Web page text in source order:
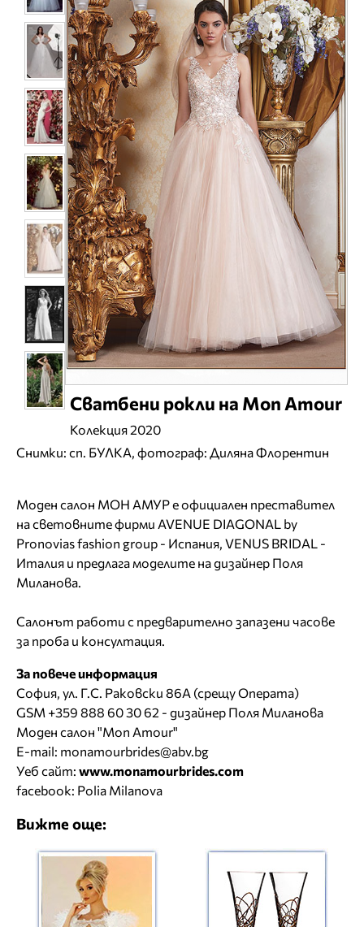
Сватбени рокли на Mon Amour
Колекция 2020
Снимки: сп. БУЛКА, фотограф: Диляна Флорентин
Моден салон МОН АМУР е официален преставител
на световните фирми AVENUE DIAGONAL by
Pronovias fashion group - Испания, VENUS BRIDAL -
Италия и предлага моделите на дизайнер Поля
Миланова.
Салонът работи с предварително запазени часове
за проба и консултация.
За повече информация
София, ул. Г.С. Раковски 86А (срещу Операта)
GSM +359 888 60 30 62 - дизайнер Поля Миланова
Моден салон "Mon Amour"
E-mail: monamourbrides@abv.bg
Уеб сайт: www.monamourbrides.com
facebook: Polia Milanova
Вижте още: